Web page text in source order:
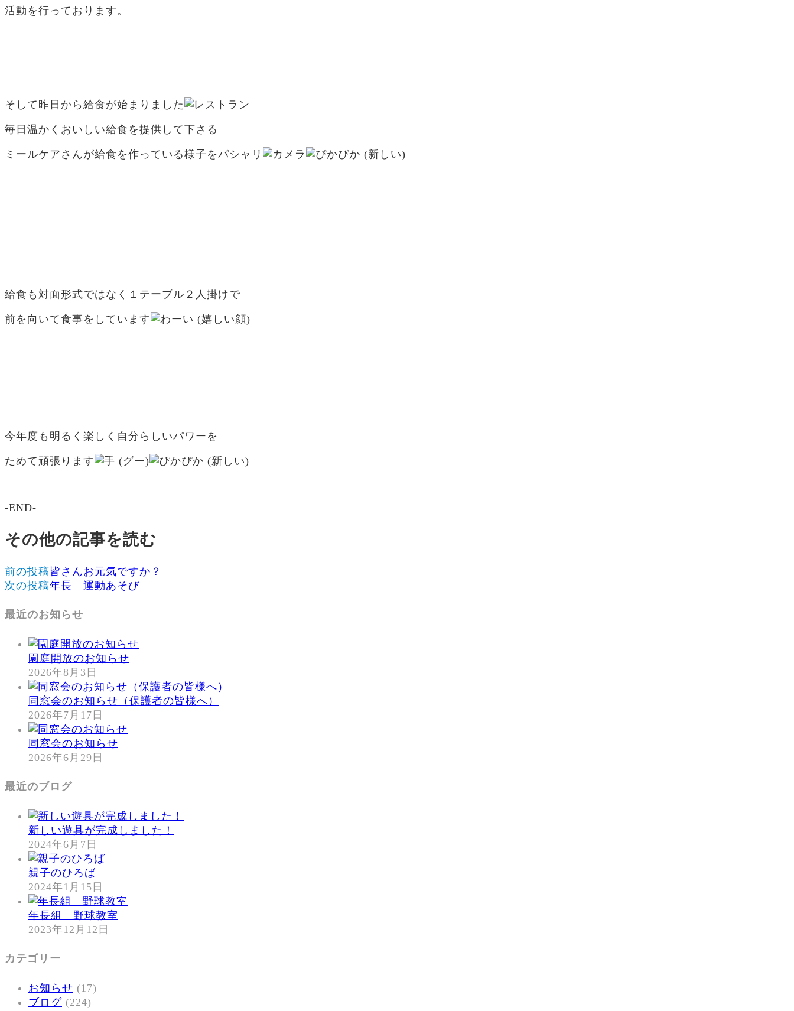
活動を行っております。
そして昨日から給食が始まりました
毎日温かくおいしい給食を提供して下さる
ミールケアさんが給食を作っている様子をパシャリ
給食も対面形式ではなく１テーブル２人掛けで
前を向いて食事をしています
今年度も明るく楽しく自分らしいパワーを
ためて頑張ります
-END-
その他の記事を読む
前の投稿皆さんお元気ですか？
次の投稿年長 運動あそび
最近のお知らせ
園庭開放のお知らせ
2026年8月3日
同窓会のお知らせ（保護者の皆様へ）
2026年7月17日
同窓会のお知らせ
2026年6月29日
最近のブログ
新しい遊具が完成しました！
2024年6月7日
親子のひろば
2024年1月15日
年長組 野球教室
2023年12月12日
カテゴリー
お知らせ (17)
ブログ (224)